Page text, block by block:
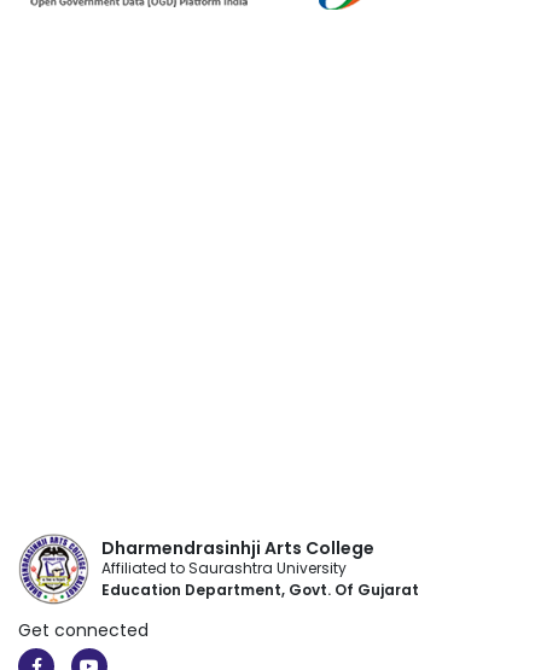
Dharmendrasinhji Arts College
Affiliated to Saurashtra University
Education Department, Govt. Of Gujarat
Get connected